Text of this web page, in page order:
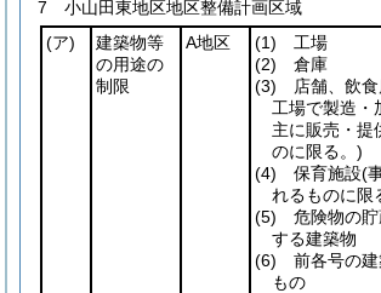
7 小山田東地区地区整備計画区域
(ア)
建築物等
の用途の
制限
A地区 (1) 工場
(2) 倉庫
(3) 店舗、飲食
工場で製造・
主に販売・提
のに限る。)
(4) 保育施設(
れるものに限
(5) 危険物の貯
する建築物
(6) 前各号の建
もの